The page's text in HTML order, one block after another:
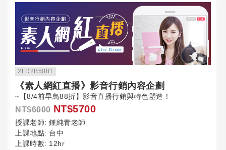
2FD2B5081
《素人網紅直播》影音行銷內容企劃
~【8/4前早鳥88折】影音直播行銷與特色塑造！
NT$6000 NT$5700
授課老師: 鍾純青老師
上課地點: 台中
上課時數: 12hr